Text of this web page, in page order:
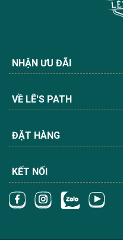
NHẬN ƯU ĐÃI
VỀ LÊ'S PATH
ĐẶT HÀNG
KẾT NỐI